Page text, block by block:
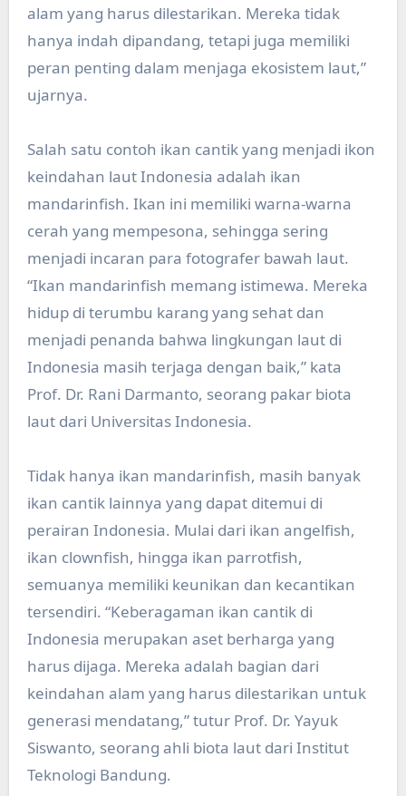
alam yang harus dilestarikan. Mereka tidak
hanya indah dipandang, tetapi juga memiliki
peran penting dalam menjaga ekosistem laut,”
ujarnya.
Salah satu contoh ikan cantik yang menjadi ikon
keindahan laut Indonesia adalah ikan
mandarinfish. Ikan ini memiliki warna-warna
cerah yang mempesona, sehingga sering
menjadi incaran para fotografer bawah laut.
“Ikan mandarinfish memang istimewa. Mereka
hidup di terumbu karang yang sehat dan
menjadi penanda bahwa lingkungan laut di
Indonesia masih terjaga dengan baik,” kata
Prof. Dr. Rani Darmanto, seorang pakar biota
laut dari Universitas Indonesia.
Tidak hanya ikan mandarinfish, masih banyak
ikan cantik lainnya yang dapat ditemui di
perairan Indonesia. Mulai dari ikan angelfish,
ikan clownfish, hingga ikan parrotfish,
semuanya memiliki keunikan dan kecantikan
tersendiri. “Keberagaman ikan cantik di
Indonesia merupakan aset berharga yang
harus dijaga. Mereka adalah bagian dari
keindahan alam yang harus dilestarikan untuk
generasi mendatang,” tutur Prof. Dr. Yayuk
Siswanto, seorang ahli biota laut dari Institut
Teknologi Bandung.